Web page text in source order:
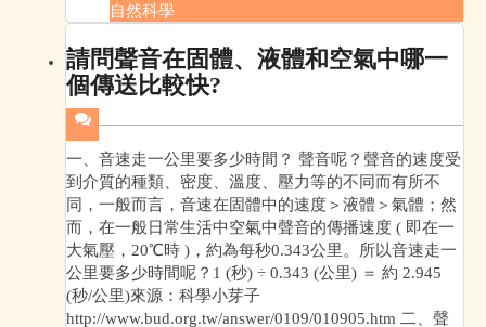
自然科學
請問聲音在固體、液體和空氣中哪一
個傳送比較快?
一、音速走一公里要多少時間？ 聲音呢？聲音的速度受
到介質的種類、密度、溫度、壓力等的不同而有所不
同，一般而言，音速在固體中的速度＞液體＞氣體；然
而，在一般日常生活中空氣中聲音的傳播速度 ( 即在一
大氣壓，20℃時 )，約為每秒0.343公里。所以音速走一
公里要多少時間呢？1 (秒) ÷ 0.343 (公里) ＝ 約 2.945
(秒/公里)來源：科學小芽子
http://www.bud.org.tw/answer/0109/010905.htm 二、聲